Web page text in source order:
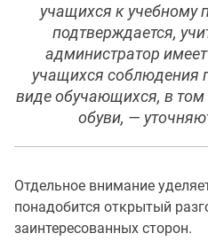
учащихся к учебному
подтверждается,
администратор
учащихся соблюдения
виде обучающихся, в
обуви, —
Отдельное внимание
понадобится открытый
заинтересованных сторон.